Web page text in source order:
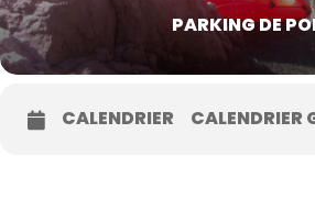
PARKING DE
CALENDRIER CALENDRIER